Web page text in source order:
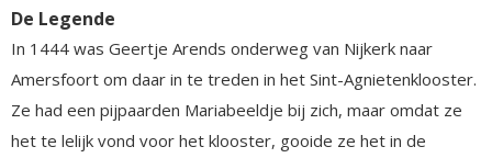
De Legende
In 1444 was Geertje Arends onderweg van Nijkerk naar
Amersfoort om daar in te treden in het Sint-Agnietenklooster.
Ze had een pijpaarden Mariabeeldje bij zich, maar omdat ze
het te lelijk vond voor het klooster, gooide ze het in de